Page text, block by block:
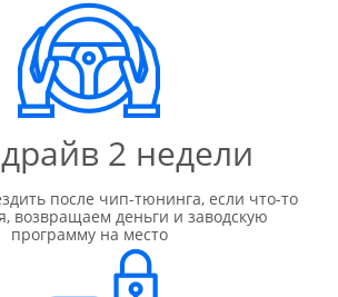
2 недели
после чип-тюнинга, если что-то
возвращаем деньги и заводскую
программу на место